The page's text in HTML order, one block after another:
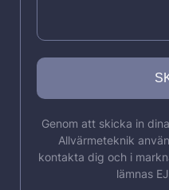
Genom att skicka in
Allvärmeteknik
kontakta dig och i
lämnas